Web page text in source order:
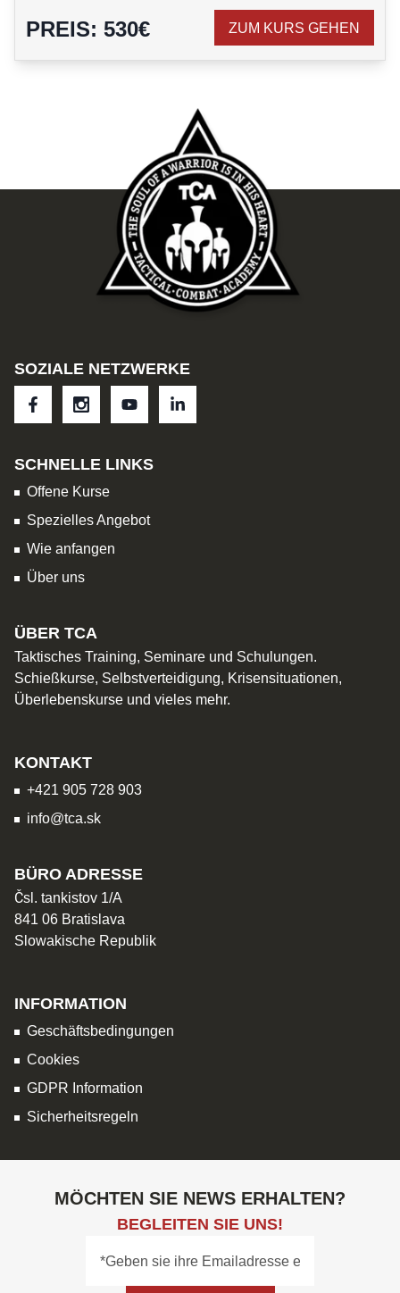
PREIS: 530€ ZUM KURS GEHEN
SOZIALE NETZWERKE
SCHNELLE LINKS
Offene Kurse
Spezielles Angebot
Wie anfangen
Über uns
ÜBER TCA
Taktisches Training, Seminare und Schulungen.
Schießkurse, Selbstverteidigung, Krisensituationen,
Überlebenskurse und vieles mehr.
KONTAKT
+421 905 728 903
info@tca.sk
BÜRO ADRESSE
Čsl. tankistov 1/A
841 06 Bratislava
Slowakische Republik
INFORMATION
Geschäftsbedingungen
Cookies
GDPR Information
Sicherheitsregeln
MÖCHTEN SIE NEWS ERHALTEN?
BEGLEITEN SIE UNS!